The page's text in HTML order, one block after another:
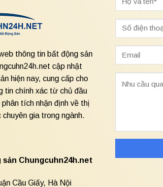
thông tin bất động sản
cập nhật
hiện nay, cung cấp cho
tin chính xác từ chủ đầu
tích nhận định về thị
gia trong ngành.
Chungcuhn24h.net
Cầu Giấy, Hà Nội